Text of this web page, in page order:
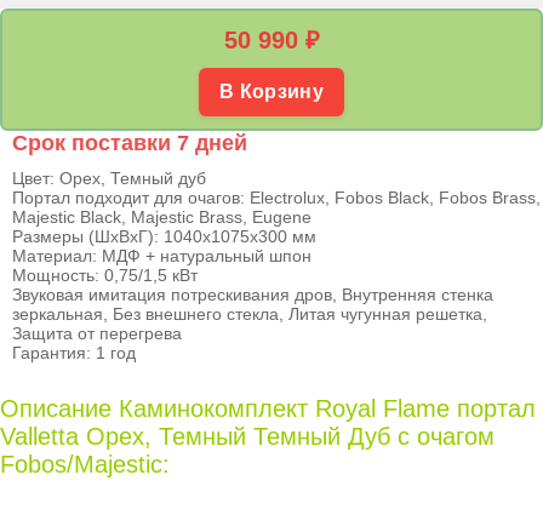
50 990 ₽
В Корзину
Срок поставки 7 дней
Цвет: Орех, Темный дуб
Портал подходит для очагов: Electrolux, Fobos Black, Fobos Brass,
Majestic Black, Majestic Brass, Eugene
Размеры (ШхВхГ): 1040х1075х300 мм
Материал: МДФ + натуральный шпон
Мощность: 0,75/1,5 кВт
Звуковая имитация потрескивания дров, Внутренняя стенка
зеркальная, Без внешнего стекла, Литая чугунная решетка,
Защита от перегрева
Гарантия: 1 год
Описание Каминокомплект Royal Flame портал
Valletta Орех, Темный Темный Дуб с очагом
Fobos/Majestic: